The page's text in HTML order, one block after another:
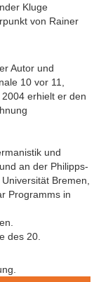
Kluge
von Rainer
Autor und
10 vor 11,
erhielt er den
und
an der Philipps-
Bremen,
Programms in
des 20.